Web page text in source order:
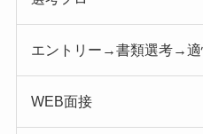
エントリー→書類選考→
WEB面接